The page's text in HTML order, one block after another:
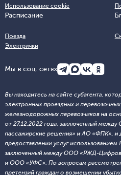
Использование cookie
Расписание
Поезда
Электрички
Мы в соц. сетях
Вы находитесь на сайте субагента,
электронных проездных и
железнодорожных перевозчиков на
от 27.12.2022 года, заключенный
пассажирские решения» и АО «ФПК»,
предоставлении услуг
заключенный между ООО «РЖД-
и ООО «УФС». По вопросам
претензий граждан о возмещении